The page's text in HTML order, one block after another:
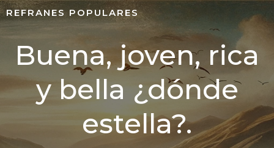
REFRANES POPULARES
Buena, joven, rica
y bella ¿dónde
estella?.